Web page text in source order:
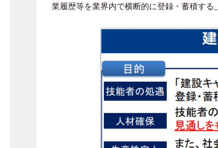
業履歴等を業界内で横断的に登録・蓄積する